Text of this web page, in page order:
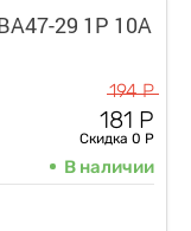
29 1Р 10А
194 Р
181 Р
Скидка 0 Р
В наличии